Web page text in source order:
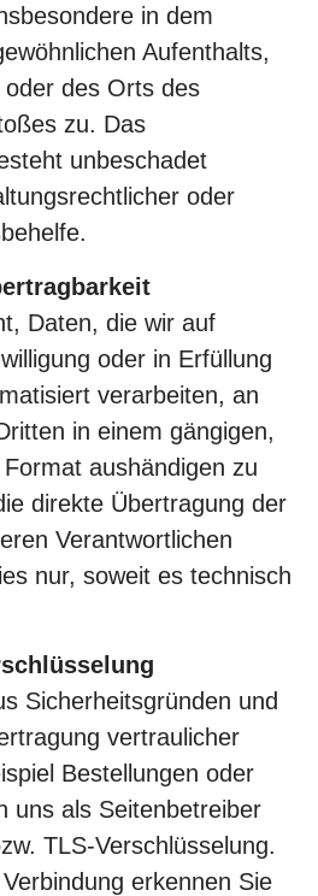
in dem
Aufenthalts,
des Orts des
zu. Das
unbeschadet
oder
Daten, die wir auf
oder in Erfüllung
verarbeiten, an
in einem gängigen,
aushändigen zu
direkte Übertragung der
Verantwortlichen
nur, soweit es technisch
Sicherheitsgründen und
vertraulicher
Bestellungen oder
uns als Seitenbetreiber
TLS-Verschlüsselung.
erkennen Sie